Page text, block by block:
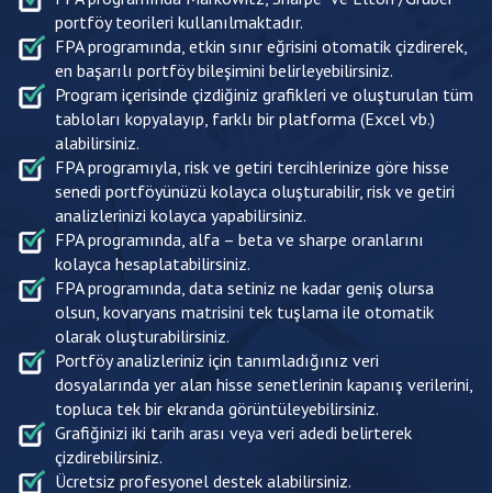
portföy teorileri kullanılmaktadır.
FPA programında, etkin sınır eğrisini otomatik çizdirerek,
en başarılı portföy bileşimini belirleyebilirsiniz.
Program içerisinde çizdiğiniz grafikleri ve oluşturulan tüm
tabloları kopyalayıp, farklı bir platforma (Excel vb.)
alabilirsiniz.
FPA programıyla, risk ve getiri tercihlerinize göre hisse
senedi portföyünüzü kolayca oluşturabilir, risk ve getiri
analizlerinizi kolayca yapabilirsiniz.
FPA programında, alfa – beta ve sharpe oranlarını
kolayca hesaplatabilirsiniz.
FPA programında, data setiniz ne kadar geniş olursa
olsun, kovaryans matrisini tek tuşlama ile otomatik
olarak oluşturabilirsiniz.
Portföy analizleriniz için tanımladığınız veri
dosyalarında yer alan hisse senetlerinin kapanış verilerini,
topluca tek bir ekranda görüntüleyebilirsiniz.
Grafiğinizi iki tarih arası veya veri adedi belirterek
çizdirebilirsiniz.
Ücretsiz profesyonel destek alabilirsiniz.